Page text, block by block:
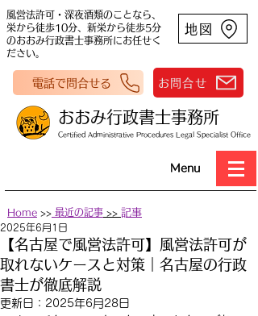
風営法許可・深夜酒類のことなら、
栄から徒歩10分、新栄から徒歩5分
のおおみ行政書士事務所にお任せく
ださい。
地図
電話で問合せる お問合せ
おおみ行政書士事務所
Certified Administrative Procedures Legal Specialist Office
Menu
Home >> 最近の記事 >> ​記事
【名古屋で風営法許可】風営法許可が
取れないケースと対策｜名古屋の行政
書士が徹底解説
2025年6月1日
更新日： 2025年6月28日